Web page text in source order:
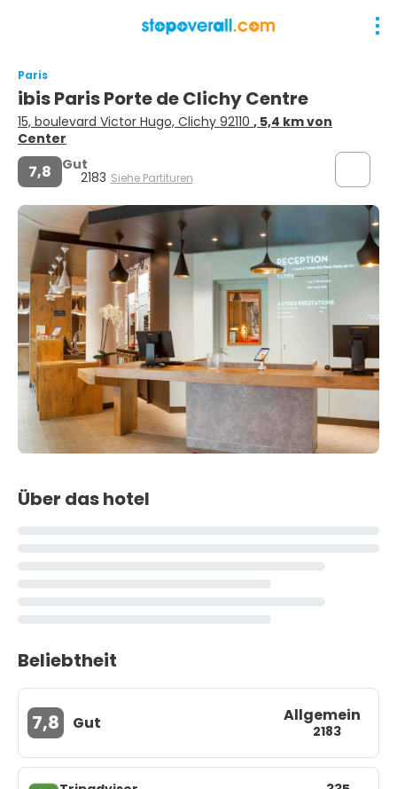
Paris
ibis Paris Porte de Clichy Centre
15, boulevard Victor Hugo, Clichy 92110 , 5,4 km von
Center
7,8 Gut
2183 Siehe Partituren
Über das hotel
Beliebtheit
7,8 Gut Allgemein
2183